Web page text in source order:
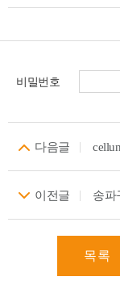
비밀번호
다음글
이전글 송파
목록